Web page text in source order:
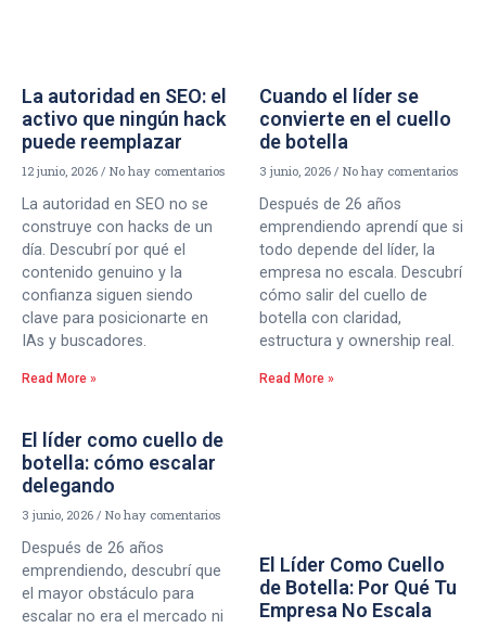
La autoridad en SEO: el
activo que ningún hack
puede reemplazar
12 junio, 2026 No hay comentarios
La autoridad en SEO no se
construye con hacks de un
día. Descubrí por qué el
contenido genuino y la
confianza siguen siendo
clave para posicionarte en
IAs y buscadores.
Read More »
Cuando el líder se
convierte en el cuello
de botella
3 junio, 2026 No hay comentarios
Después de 26 años
emprendiendo aprendí que si
todo depende del líder, la
empresa no escala. Descubrí
cómo salir del cuello de
botella con claridad,
estructura y ownership real.
Read More »
El líder como cuello de
botella: cómo escalar
delegando
3 junio, 2026 No hay comentarios
Después de 26 años
emprendiendo, descubrí que
el mayor obstáculo para
escalar no era el mercado ni
El Líder Como Cuello
de Botella: Por Qué Tu
Empresa No Escala